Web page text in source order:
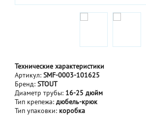
Технические характеристики
Артикул: SMF-0003-101625
Бренд: STOUT
Диаметр трубы: 16-25 дюйм
Тип крепежа: дюбель-крюк
Тип упаковки: коробка